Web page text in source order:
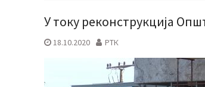
У току реконструкција
18.10.2020 РТК